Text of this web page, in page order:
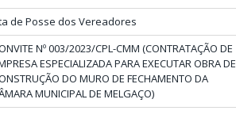
de Posse dos Vereadores
Nº 003/2023/CPL-CMM (CONTRATAÇÃO DE
ESPECIALIZADA PARA EXECUTAR OBRA DE
DO MURO DE FECHAMENTO DA
MUNICIPAL DE MELGAÇO)